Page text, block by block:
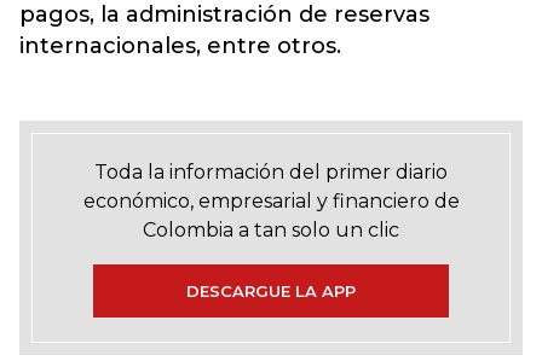
pagos, la administración de reservas
internacionales, entre otros.
Toda la información del primer diario
económico, empresarial y financiero de
Colombia a tan solo un clic
DESCARGUE LA APP